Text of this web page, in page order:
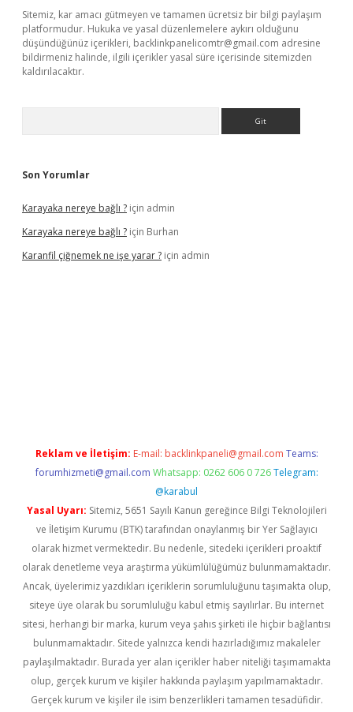
Sitemiz, kar amacı gütmeyen ve tamamen ücretsiz bir bilgi paylaşım
platformudur. Hukuka ve yasal düzenlemelere aykırı olduğunu
düşündüğünüz içerikleri, backlinkpanelicomtr@gmail.com adresine
bildirmeniz halinde, ilgili içerikler yasal süre içerisinde sitemizden
kaldırılacaktır.
Son Yorumlar
Karayaka nereye bağlı ? için admin
Karayaka nereye bağlı ? için Burhan
Karanfil çiğnemek ne işe yarar ? için admin
Reklam ve İletişim: E-mail: backlinkpaneli@gmail.com Teams:
forumhizmeti@gmail.com Whatsapp: 0262 606 0 726 Telegram:
@karabul
Yasal Uyarı: Sitemiz, 5651 Sayılı Kanun gereğince Bilgi Teknolojileri
ve İletişim Kurumu (BTK) tarafından onaylanmış bir Yer Sağlayıcı
olarak hizmet vermektedir. Bu nedenle, sitedeki içerikleri proaktif
olarak denetleme veya araştırma yükümlülüğümüz bulunmamaktadır.
Ancak, üyelerimiz yazdıkları içeriklerin sorumluluğunu taşımakta olup,
siteye üye olarak bu sorumluluğu kabul etmiş sayılırlar. Bu internet
sitesi, herhangi bir marka, kurum veya şahıs şirketi ile hiçbir bağlantısı
bulunmamaktadır. Sitede yalnızca kendi hazırladığımız makaleler
paylaşılmaktadır. Burada yer alan içerikler haber niteliği taşımamakta
olup, gerçek kurum ve kişiler hakkında paylaşım yapılmamaktadır.
Gerçek kurum ve kişiler ile isim benzerlikleri tamamen tesadüfidir.